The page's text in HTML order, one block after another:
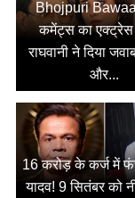
Bhojpuri
कमेंट्स का
राघवानी ने दिया
और...
16 करोड़ के कर्ज में
यादव! 9 सितंबर को